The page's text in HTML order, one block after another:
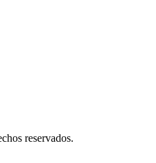
reservados.